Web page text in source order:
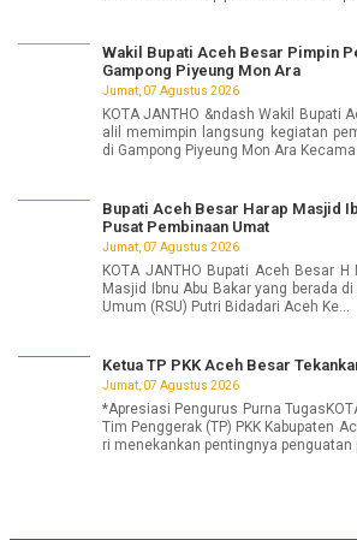
Wakil Bupati Aceh Besar Pimpin
Gampong Piyeung Mon Ara
Jumat, 07 Agustus 2026
KOTA JANTHO &ndash Wakil Bupati
alil memimpin langsung kegiatan
di Gampong Piyeung Mon Ara
Bupati Aceh Besar Harap Masjid
Pusat Pembinaan Umat
Jumat, 07 Agustus 2026
KOTA JANTHO Bupati Aceh Besar
Masjid Ibnu Abu Bakar yang berada
Umum (RSU) Putri Bidadari Aceh Ke...
Ketua TP PKK Aceh Besar
Jumat, 07 Agustus 2026
*Apresiasi Pengurus Purna
Tim Penggerak (TP) PKK Kabupaten
ri menekankan pentingnya penguatan